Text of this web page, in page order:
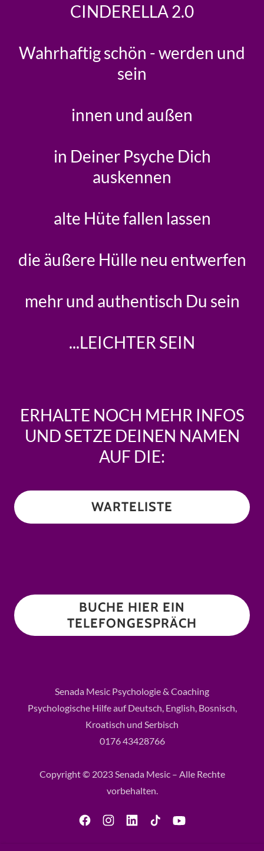
CINDERELLA 2.0
Wahrhaftig schön - werden und
sein
innen und außen
in Deiner Psyche Dich
auskennen
alte Hüte fallen lassen
die äußere Hülle neu entwerfen
mehr und authentisch Du sein
ERHALTE NOCH MEHR INFOS
UND SETZE DEINEN NAMEN
AUF DIE:
WARTELISTE
BUCHE HIER EIN
TELEFONGESPRÄCH
Senada Mesic Psychologie & Coaching
Psychologische Hilfe auf Deutsch, English, Bosnisch,
Kroatisch und Serbisch
0176 43428766
Copyright © 2023 Senada Mesic – Alle Rechte
vorbehalten.